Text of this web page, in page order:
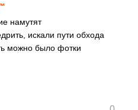
намутят
искали пути обхода
можно было фотки